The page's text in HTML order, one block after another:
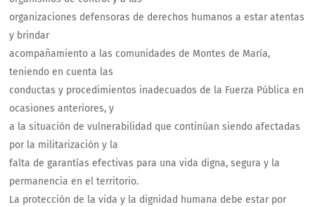
organizaciones defensoras de derechos humanos a estar atentas
y brindar
acompañamiento a las comunidades de Montes de María,
teniendo en cuenta las
conductas y procedimientos inadecuados de la Fuerza Pública en
ocasiones anteriores, y
a la situación de vulnerabilidad que continúan siendo afectadas
por la militarización y la
falta de garantías efectivas para una vida digna, segura y la
permanencia en el territorio.
La protección de la vida y la dignidad humana debe estar por